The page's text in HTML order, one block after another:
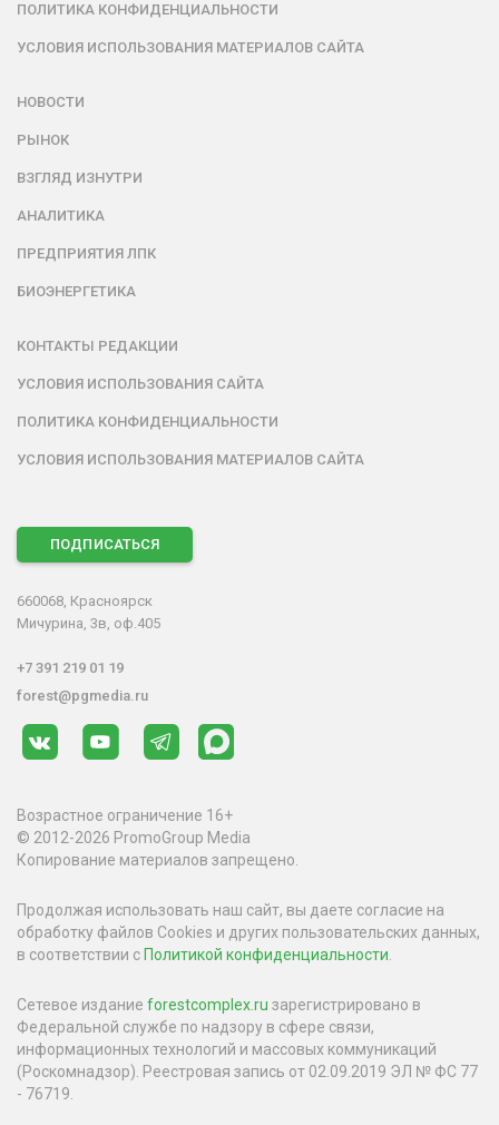
ПОЛИТИКА КОНФИДЕНЦИАЛЬНОСТИ
УСЛОВИЯ ИСПОЛЬЗОВАНИЯ МАТЕРИАЛОВ САЙТА
НОВОСТИ
РЫНОК
ВЗГЛЯД ИЗНУТРИ
АНАЛИТИКА
ПРЕДПРИЯТИЯ ЛПК
БИОЭНЕРГЕТИКА
КОНТАКТЫ РЕДАКЦИИ
УСЛОВИЯ ИСПОЛЬЗОВАНИЯ САЙТА
ПОЛИТИКА КОНФИДЕНЦИАЛЬНОСТИ
УСЛОВИЯ ИСПОЛЬЗОВАНИЯ МАТЕРИАЛОВ САЙТА
ПОДПИСАТЬСЯ
660068, Красноярск
Мичурина, 3в, оф.405
+7 391 219 01 19
forest@pgmedia.ru
Возрастное ограничение 16+
© 2012-2026 PromoGroup Media
Копирование материалов запрещено.
Продолжая использовать наш сайт, вы даете согласие на
обработку файлов Cookies и других пользовательских данных,
в соответствии с Политикой конфиденциальности
Сетевое издание forestcomplex.ru зарегистрировано в
Федеральной службе по надзору в сфере связи,
информационных технологий и массовых коммуникаций
(Роскомнадзор). Реестровая запись от 02.09.2019 ЭЛ № ФС 77
- 76719.